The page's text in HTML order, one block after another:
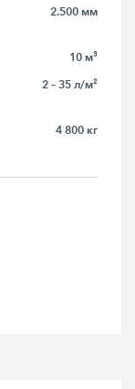
2.500 мм
10 м³
2 – 35 л/м²
4 800 кг